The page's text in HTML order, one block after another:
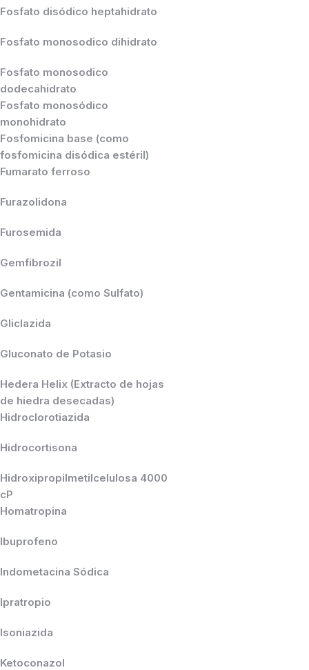
Fosfato disódico heptahidrato
Fosfato monosodico dihidrato
Fosfato monosodico
dodecahidrato
Fosfato monosódico
monohidrato
Fosfomicina base (como
fosfomicina disódica estéril)
Fumarato ferroso
Furazolidona
Furosemida
Gemfibrozil
Gentamicina (como Sulfato)
Gliclazida
Gluconato de Potasio
Hedera Helix (Extracto de hojas
de hiedra desecadas)
Hidroclorotiazida
Hidrocortisona
Hidroxipropilmetilcelulosa 4000
cP
Homatropina
Ibuprofeno
Indometacina Sódica
Ipratropio
Isoniazida
Ketoconazol